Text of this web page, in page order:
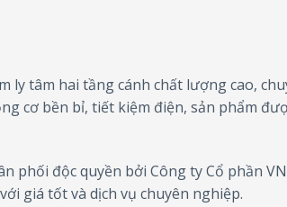
ly tâm hai tầng cánh chất lượng cao,
cơ bền bỉ, tiết kiệm điện, sản phẩm
phối độc quyền bởi Công ty Cổ phần
giá tốt và dịch vụ chuyên nghiệp.